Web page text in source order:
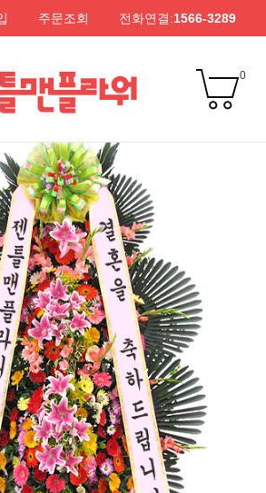
주문조회 전화연결:1566-3289
0